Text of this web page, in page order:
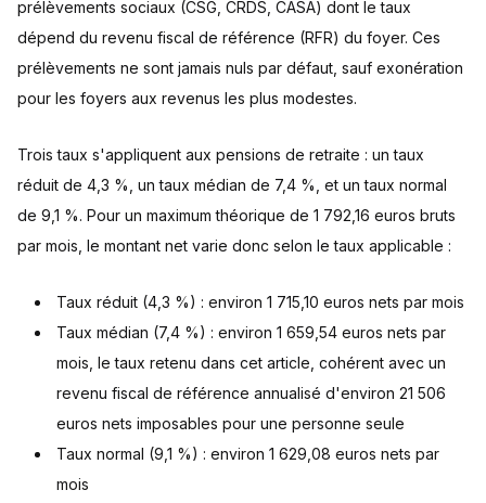
prélèvements sociaux (CSG, CRDS, CASA) dont le taux
dépend du revenu fiscal de référence (RFR) du foyer. Ces
prélèvements ne sont jamais nuls par défaut, sauf exonération
pour les foyers aux revenus les plus modestes.
Trois taux s'appliquent aux pensions de retraite : un taux
réduit de 4,3 %, un taux médian de 7,4 %, et un taux normal
de 9,1 %. Pour un maximum théorique de 1 792,16 euros bruts
par mois, le montant net varie donc selon le taux applicable :
Taux réduit (4,3 %) : environ 1 715,10 euros nets par mois
Taux médian (7,4 %) : environ 1 659,54 euros nets par
mois, le taux retenu dans cet article, cohérent avec un
revenu fiscal de référence annualisé d'environ 21 506
euros nets imposables pour une personne seule
Taux normal (9,1 %) : environ 1 629,08 euros nets par
mois